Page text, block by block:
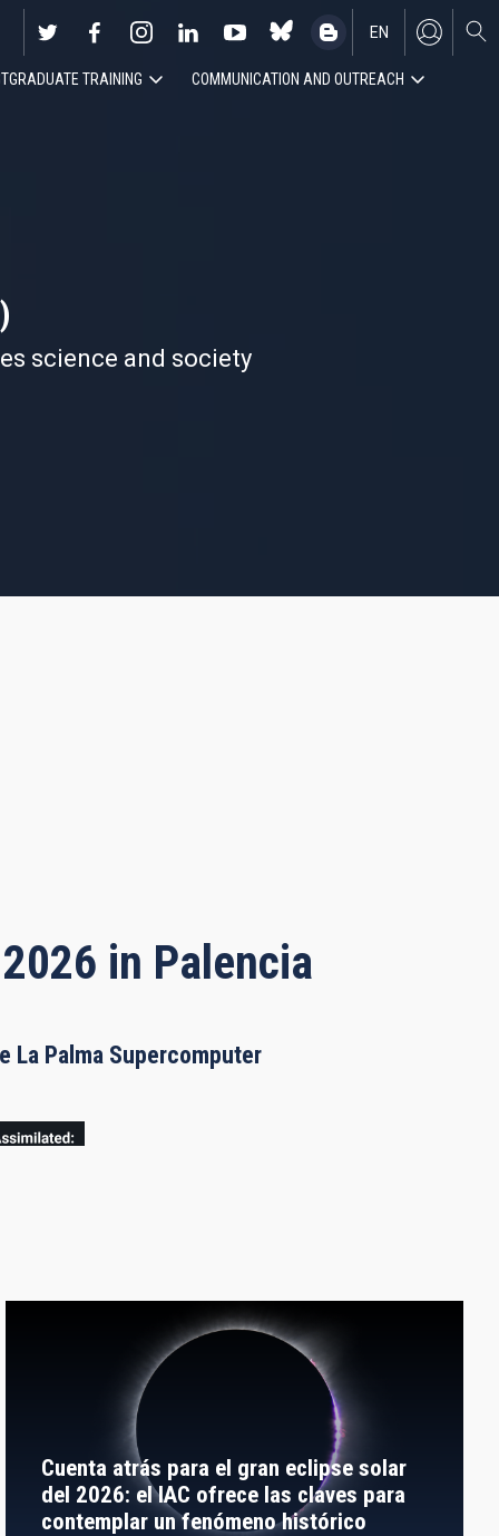
EN
ES
TRAINING COMMUNICATION AND OUTREACH
science and society
in Palencia
La Palma Supercomputer
Cuenta atrás para el gran eclipse solar
del 2026: el IAC ofrece las claves para
contemplar un fenómeno histórico